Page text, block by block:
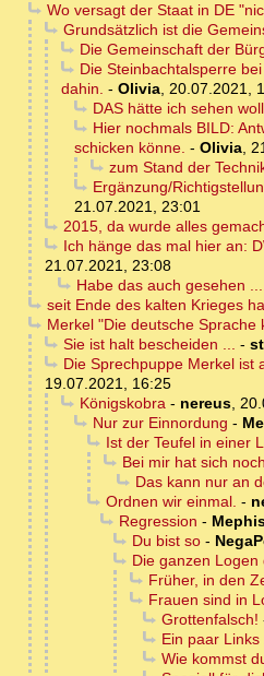
Wo versagt der Staat in DE
Grundsätzlich ist die
Die Gemeinschaft der
Die Steinbachtalsperre
dahin. - Olivia, 20.07.2021,
DAS hätte ich sehen
Hier nochmals BILD:
schicken könne. - Olivia,
zum Stand der
Ergänzung/
21.07.2021, 23:01
2015, da wurde alles
Ich hänge das mal hier an:
21.07.2021, 23:08
Habe das auch gesehen
seit Ende des kalten Krieges
Merkel "Die deutsche
Sie ist halt bescheiden ... -
Die Sprechpuppe Merkel ist
19.07.2021, 16:25
Königskobra- nereus,
Nur zur Einnordung -
Ist der Teufel in einer
Bei mir hat sich
Das kann nur an
Ordnen wir einmal. -
Regression -
Du bist so-
Die ganzen
Früher, in den
Frauen sind in
Grottenfalsch!
Ein paar
Wie kommst